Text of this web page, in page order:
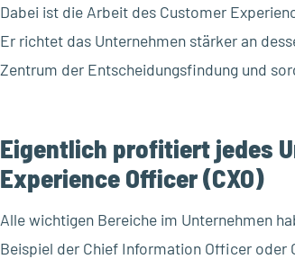
Dabei ist die Arbeit des Customer
Er richtet das Unternehmen stärker an
Zentrum der Entscheidungsfindung und
Eigentlich profitiert jedes
Experience Officer (CXO)
Alle wichtigen Bereiche im Unternehmen
Beispiel der Chief Information Officer